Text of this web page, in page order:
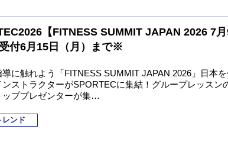
【FITNESS SUMMIT JAPAN 2026 7月
付6月15日（月）まで※
に触れよう「FITNESS SUMMIT JAPAN 2026」日本
ンストラクターがSPORTECに集結！グループレッスン
ッププレゼンターが集…
レンド